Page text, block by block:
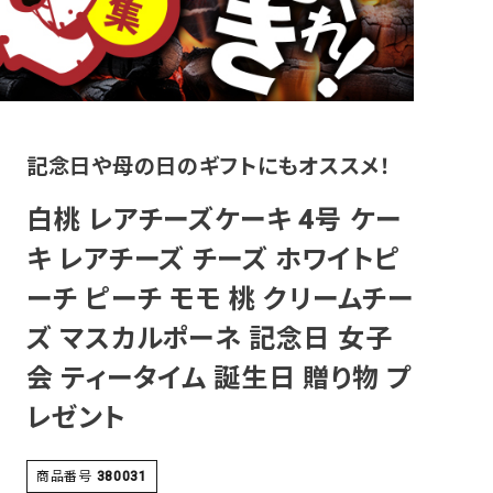
その他
記念日や母の日のギフトにもオススメ！
白桃 レアチーズケーキ 4号 ケー
キ レアチーズ チーズ ホワイトピ
ーチ ピーチ モモ 桃 クリームチー
ズ マスカルポーネ 記念日 女子
会 ティータイム 誕生日 贈り物 プ
レゼント
商品番号 380031